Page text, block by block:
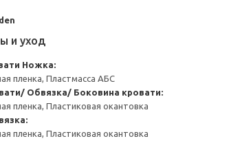
и уход
Ножка:
пленка, Пластмасса АБС
Обвязка/ Боковина кровати:
пленка, Пластиковая окантовка
пленка, Пластиковая окантовка